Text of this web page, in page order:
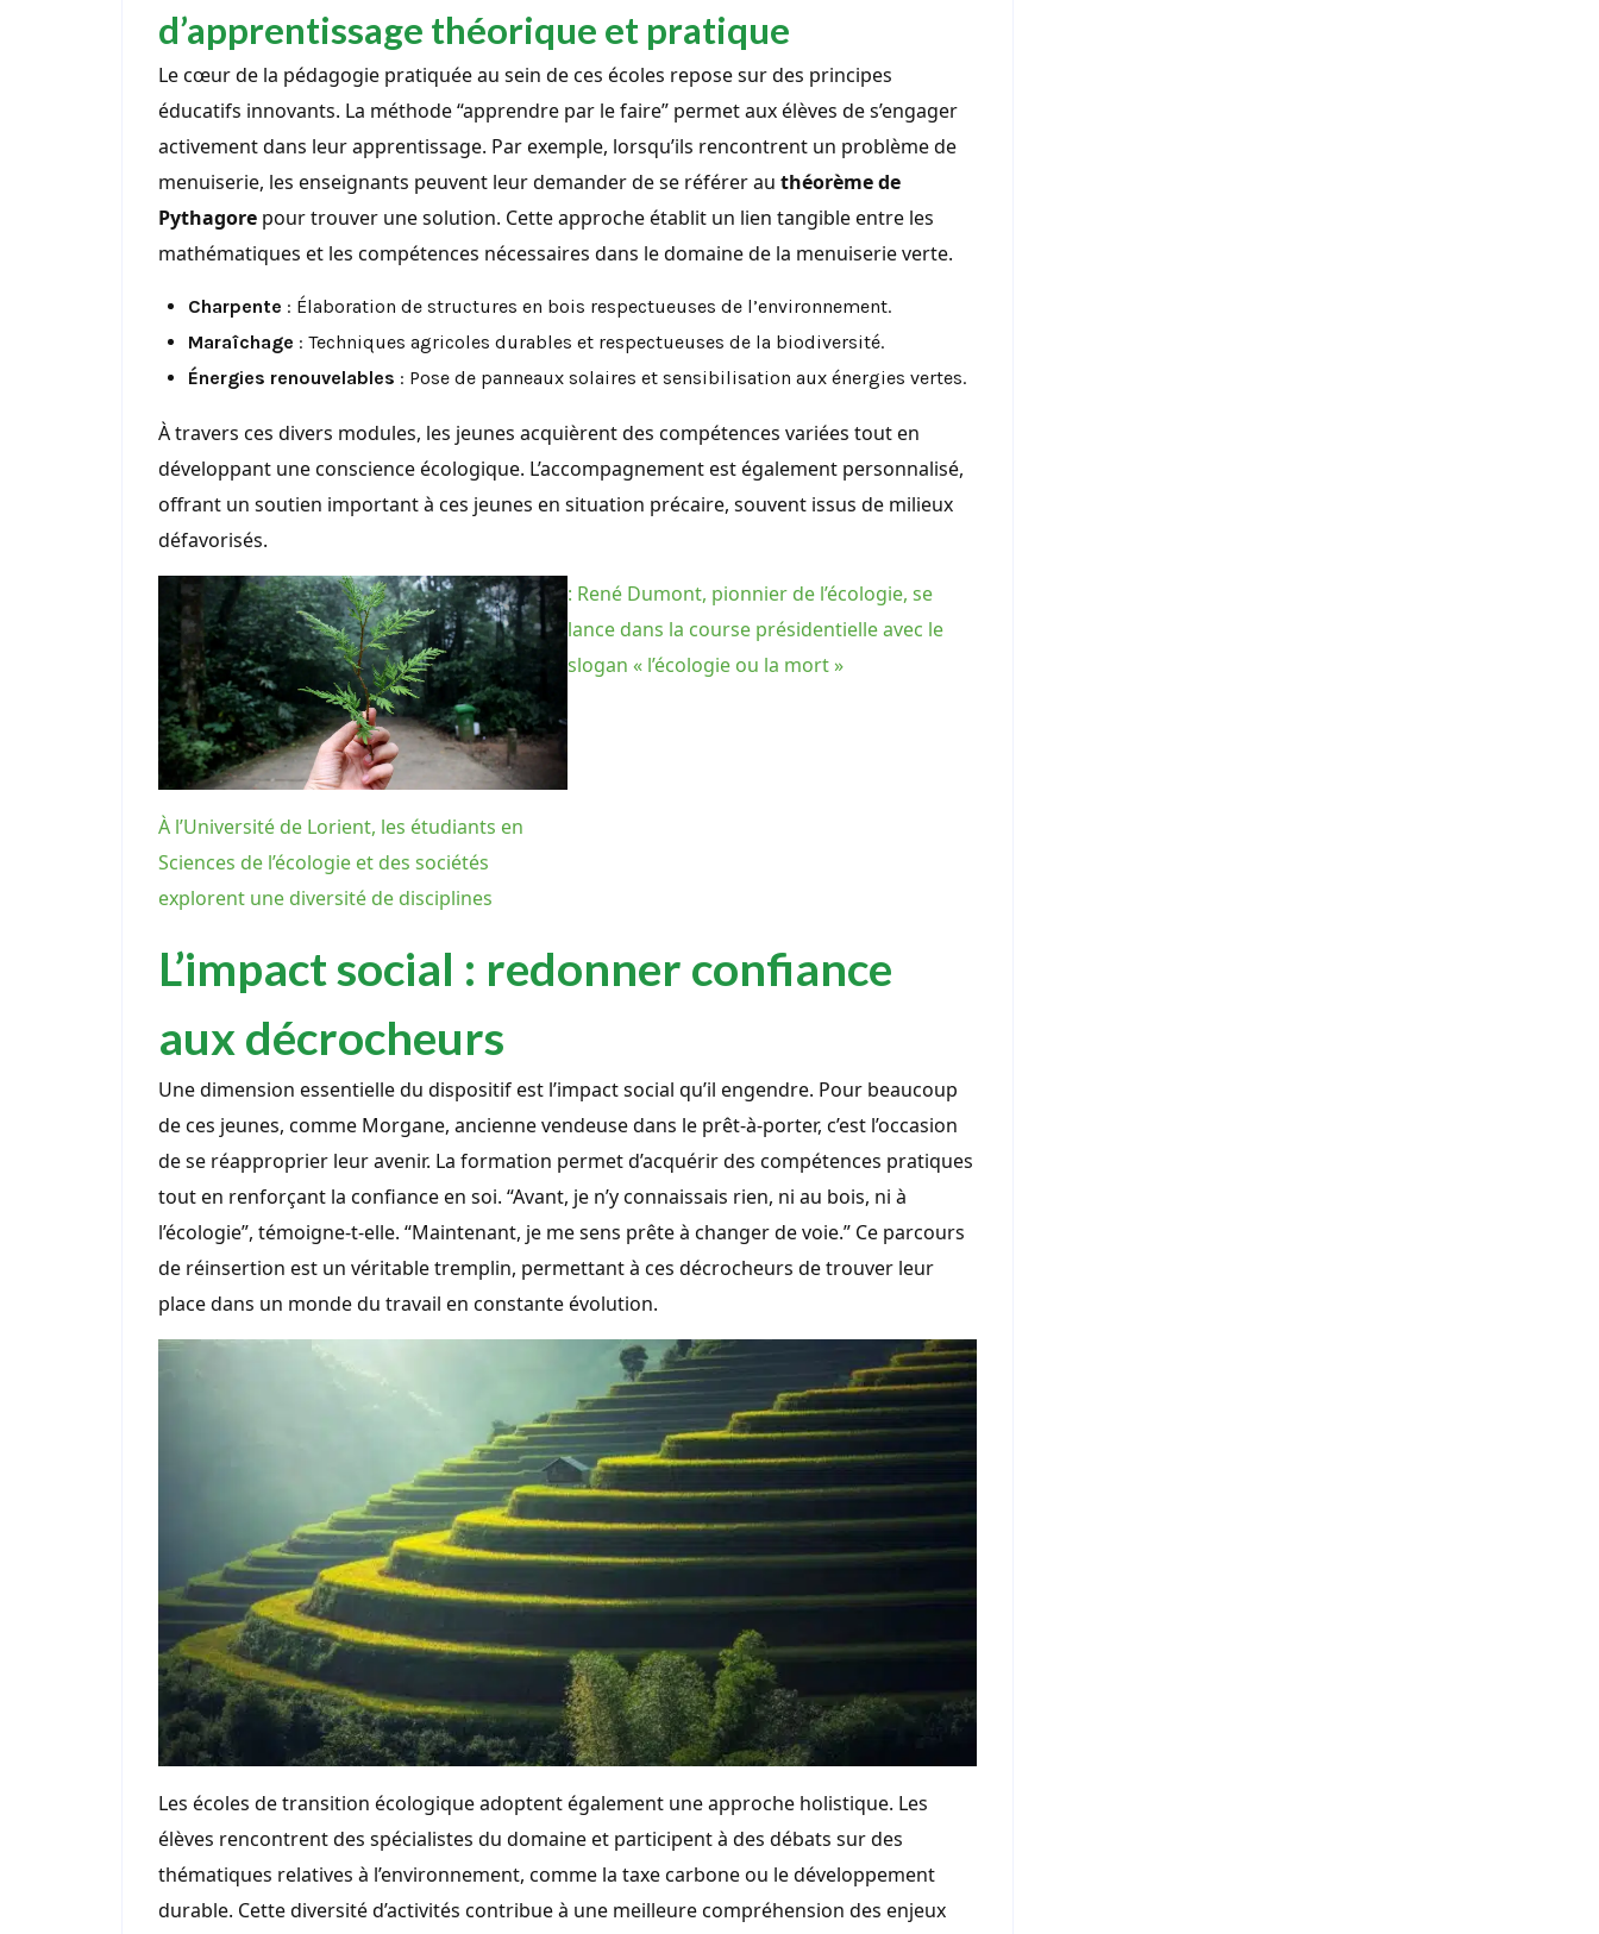
d’apprentissage théorique et pratique
Le cœur de la pédagogie pratiquée au sein de ces écoles repose sur des principes
éducatifs innovants. La méthode “apprendre par le faire” permet aux élèves de s’engager
activement dans leur apprentissage. Par exemple, lorsqu’ils rencontrent un problème de
menuiserie, les enseignants peuvent leur demander de se référer au théorème de
Pythagore pour trouver une solution. Cette approche établit un lien tangible entre les
mathématiques et les compétences nécessaires dans le domaine de la menuiserie verte.
Charpente : Élaboration de structures en bois respectueuses de l’environnement.
Maraîchage : Techniques agricoles durables et respectueuses de la biodiversité.
Énergies renouvelables : Pose de panneaux solaires et sensibilisation aux énergies vertes.
À travers ces divers modules, les jeunes acquièrent des compétences variées tout en
développant une conscience écologique. L’accompagnement est également personnalisé,
offrant un soutien important à ces jeunes en situation précaire, souvent issus de milieux
défavorisés.
À l’Université de Lorient, les étudiants en
Sciences de l’écologie et des sociétés
explorent une diversité de disciplines
: René Dumont, pionnier de l’écologie, se
lance dans la course présidentielle avec le
slogan « l’écologie ou la mort »
L’impact social : redonner confiance
aux décrocheurs
Une dimension essentielle du dispositif est l’impact social qu’il engendre. Pour beaucoup
de ces jeunes, comme Morgane, ancienne vendeuse dans le prêt-à-porter, c’est l’occasion
de se réapproprier leur avenir. La formation permet d’acquérir des compétences pratiques
tout en renforçant la confiance en soi. “Avant, je n’y connaissais rien, ni au bois, ni à
l’écologie”, témoigne-t-elle. “Maintenant, je me sens prête à changer de voie.” Ce parcours
de réinsertion est un véritable tremplin, permettant à ces décrocheurs de trouver leur
place dans un monde du travail en constante évolution.
Les écoles de transition écologique adoptent également une approche holistique. Les
élèves rencontrent des spécialistes du domaine et participent à des débats sur des
thématiques relatives à l’environnement, comme la taxe carbone ou le développement
durable. Cette diversité d’activités contribue à une meilleure compréhension des enjeux